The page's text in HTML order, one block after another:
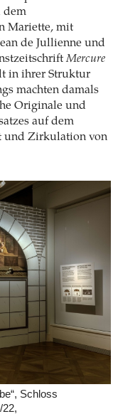
dem
Mariette, mit
de Jullienne und
Mercure
in ihrer Struktur
machten damals
Originale und
auf dem
und Zirkulation von
Schloss
22,